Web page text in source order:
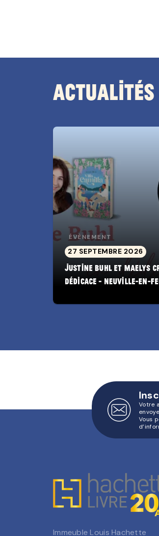
Actualités
ÉVÈNEMENT
27 SEPTEMBRE 2026
Justine Buhl et Maelys
dédicace - Neuville-en-
Votre
Vous
Immeuble Louis Hachette